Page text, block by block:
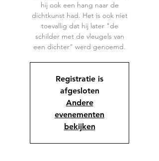
hij ook een hang naar de
dichtkunst had. Het is ook niet
toevallig dat hij later "de
schilder met de vleugels van
een dichter" werd genoemd.
Registratie is
afgesloten
Andere
evenementen
bekijken